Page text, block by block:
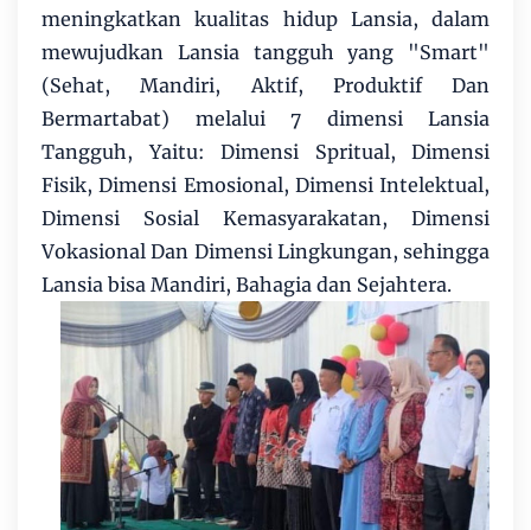
meningkatkan kualitas hidup Lansia, dalam
mewujudkan Lansia tangguh yang "Smart"
(Sehat, Mandiri, Aktif, Produktif Dan
Bermartabat) melalui 7 dimensi Lansia
Tangguh, Yaitu: Dimensi Spritual, Dimensi
Fisik, Dimensi Emosional, Dimensi Intelektual,
Dimensi Sosial Kemasyarakatan, Dimensi
Vokasional Dan Dimensi Lingkungan, sehingga
Lansia bisa Mandiri, Bahagia dan Sejahtera.